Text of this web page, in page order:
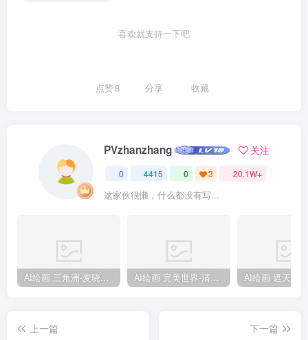
喜欢就支持一下吧
点赞8 分享 收藏
PVzhanzhang 关注
0 4415 0 3 20.1W+
这家伙很懒，什么都没有写...
AI绘画 三角洲-麦晓雯 [15P] [57M] AI绘画 完美世界-清漪 [86P] [1173M]
上一篇
下一篇